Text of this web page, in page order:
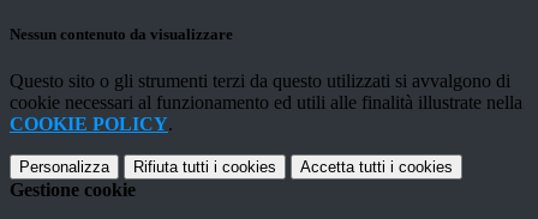
Nessun contenuto da visualizzare
Questo sito o gli strumenti terzi da questo utilizzati si avvalgono di
cookie necessari al funzionamento ed utili alle finalità illustrate nella
COOKIE POLICY.
Personalizza Rifiuta tutti i cookies Accetta tutti i cookies
Gestione cookie